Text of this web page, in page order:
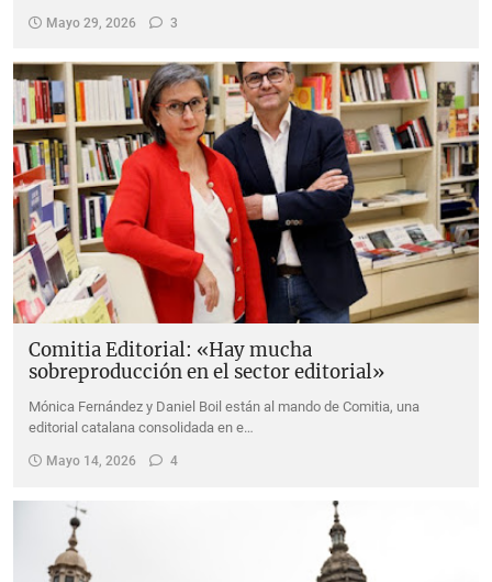
Mayo 29, 2026 3
Comitia Editorial: «Hay mucha
sobreproducción en el sector editorial»
Mónica Fernández y Daniel Boil están al mando de Comitia, una
editorial catalana consolidada en e…
Mayo 14, 2026 4